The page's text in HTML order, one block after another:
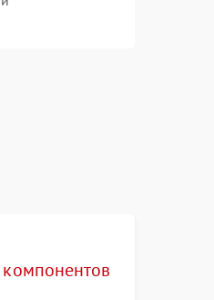
компонентов